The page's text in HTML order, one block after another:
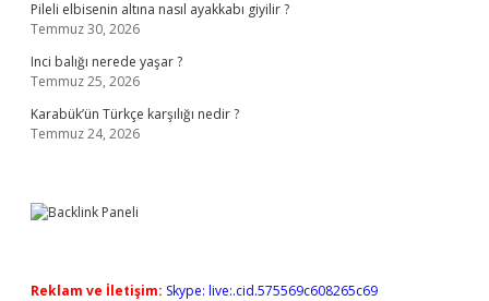
Pileli elbisenin altına nasıl ayakkabı giyilir ?
Temmuz 30, 2026
Inci balığı nerede yaşar ?
Temmuz 25, 2026
Karabük’ün Türkçe karşılığı nedir ?
Temmuz 24, 2026
Reklam ve İletişim: Skype: live:.cid.575569c608265c69